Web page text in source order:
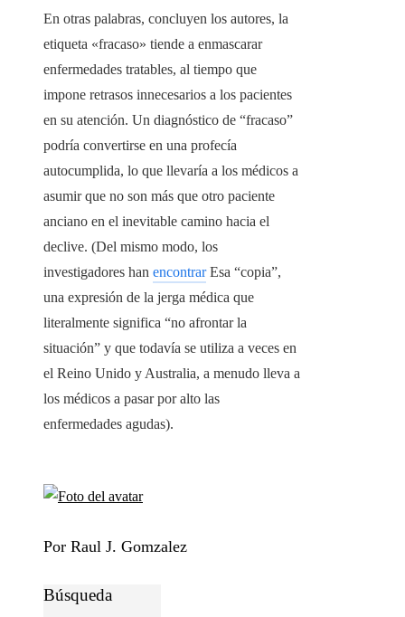
En otras palabras, concluyen los autores, la
etiqueta «fracaso» tiende a enmascarar
enfermedades tratables, al tiempo que
impone retrasos innecesarios a los pacientes
en su atención. Un diagnóstico de “fracaso”
podría convertirse en una profecía
autocumplida, lo que llevaría a los médicos a
asumir que no son más que otro paciente
anciano en el inevitable camino hacia el
declive. (Del mismo modo, los
investigadores han encontrarEsa “copia”,
una expresión de la jerga médica que
literalmente significa “no afrontar la
situación” y que todavía se utiliza a veces en
el Reino Unido y Australia, a menudo lleva a
los médicos a pasar por alto las
enfermedades agudas).
Por Raul J. Gomzalez
Búsqueda